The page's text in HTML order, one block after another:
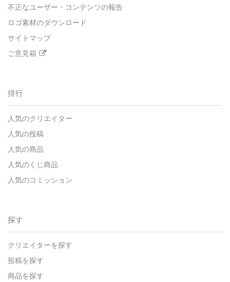
不正なユーザー・コンテンツの報告
ロゴ素材のダウンロード
サイトマップ
ご意見箱
排行
人気のクリエイター
人気の投稿
人気の商品
人気のくじ商品
人気のコミッション
探す
クリエイターを探す
投稿を探す
商品を探す